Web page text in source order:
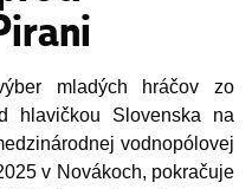
mladých hráčov zo
hlavičkou Slovenska na
vodnopólovej
v Novákoch, pokračuje